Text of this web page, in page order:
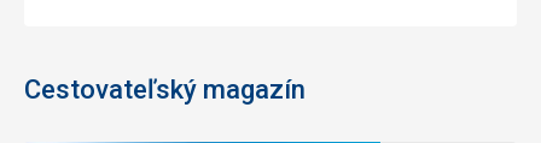
Cestovateľský magazín